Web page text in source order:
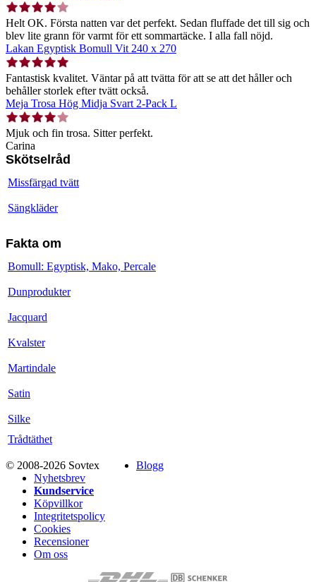
Helt OK. Första natten var det perfekt. Sedan fluffade det till sig och
blev lite grann för varmt för ett sommartäcke. I alla fall nöjd.
Lakan Egyptisk Bomull Vit 240 x 270
Fantastisk kvalitet. Väntar på att tvätta för att se att det håller och
behåller storlek efter tvätt också.
Meja Trosa Hög Midja Svart 2-Pack L
Mjuk och fin trosa. Sitter perfekt.
Carina
Skötselråd
Missfärgad tvätt
Sängkläder
Fakta om
Bomull: Egyptisk, Mako, Percale
Dunprodukter
Jacquard
Kvalster
Martindale
Satin
Silke
Trådtäthet
© 2008-2026 Sovtex
Blogg
Nyhetsbrev
Kundservice
Köpvillkor
Integritetspolicy
Cookies
Recensioner
Om oss